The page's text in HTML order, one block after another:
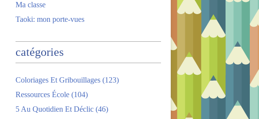
Ma classe
Taoki: mon porte-vues
catégories
Coloriages Et Gribouillages (123)
Ressources École (104)
5 Au Quotidien Et Déclic (46)